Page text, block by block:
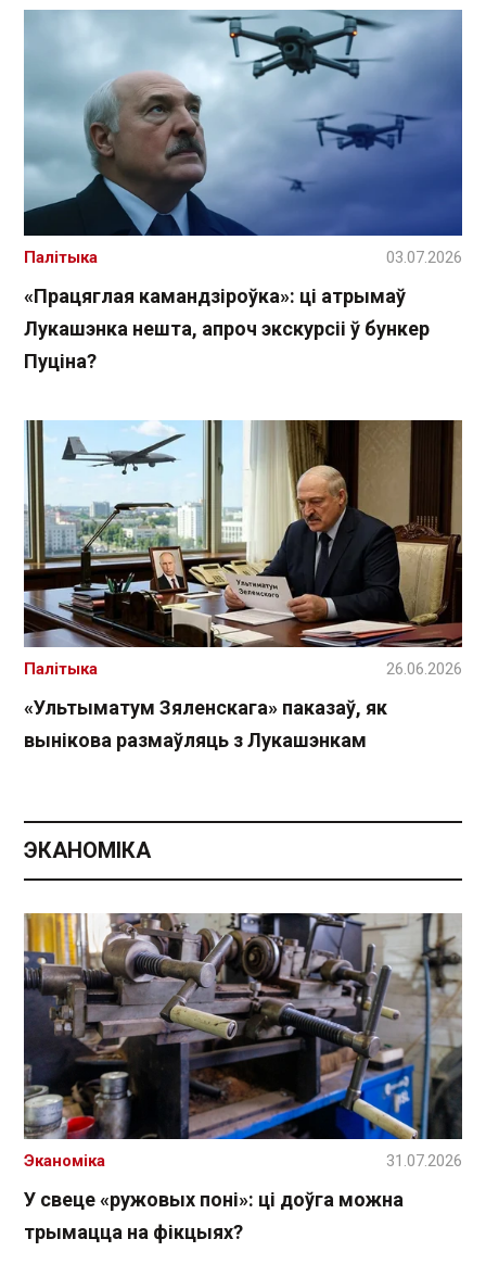
«Працяглая камандзіроўка»: ці атрымаў
Лукашэнка нешта, апроч экскурсіі ў бункер
Пуціна?
Палітыка 03.07.2026
«Ультыматум Зяленскага» паказаў, як
вынікова размаўляць з Лукашэнкам
Палітыка 26.06.2026
ЭКАНОМІКА
У свеце «ружовых поні»: ці доўга можна
трымацца на фікцыях?
Эканоміка 31.07.2026